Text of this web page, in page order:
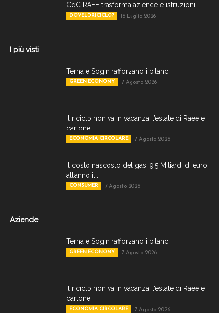
CdC RAEE trasforma aziende e istituzioni...
DOVELORICICLO? 16 Luglio 2026
I più visti
Terna e Sogin rafforzano i bilanci
GREEN ECONOMY 7 Agosto 2026
Il riciclo non va in vacanza, l’estate di Raee e
cartone
ECONOMIA CIRCOLARE 7 Agosto 2026
Il costo nascosto del gas: 9,5 Miliardi di euro
all’anno il...
CONSUMER 7 Agosto 2026
Aziende
Terna e Sogin rafforzano i bilanci
GREEN ECONOMY 7 Agosto 2026
Il riciclo non va in vacanza, l’estate di Raee e
cartone
ECONOMIA CIRCOLARE 7 Agosto 2026